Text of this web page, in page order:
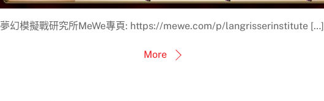
夢幻模擬戰研究所MeWe專頁: https://mewe.com/p/langrisserinstitute […]
More